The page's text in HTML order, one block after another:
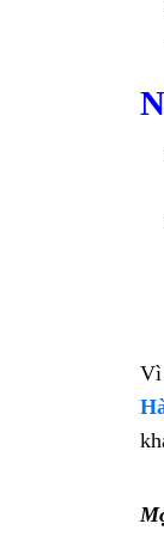
Vì